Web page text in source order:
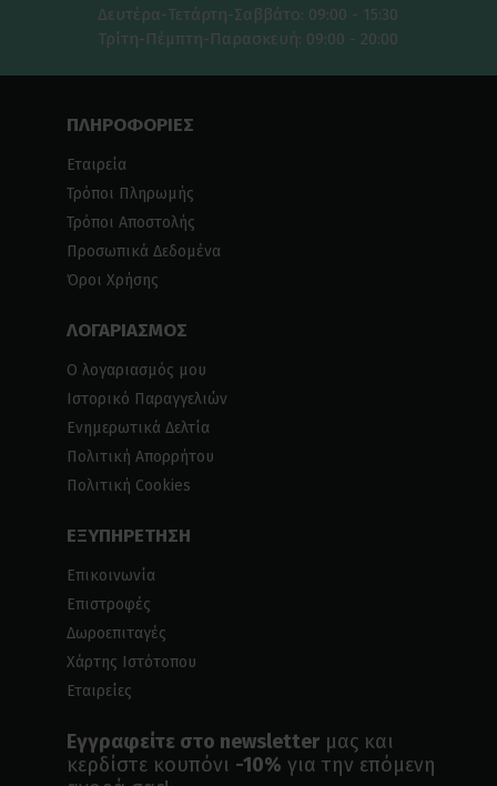
Δευτέρα-Τετάρτη-Σαββάτο: 09:00 - 15:30
Τρίτη-Πέμπτη-Παρασκευή: 09:00 - 20:00
ΠΛΗΡΟΦΟΡΙΕΣ
Εταιρεία
Τρόποι Πληρωμής
Τρόποι Αποστολής
Προσωπικά Δεδομένα
Όροι Χρήσης
ΛΟΓΑΡΙΑΣΜΟΣ
Ο λογαριασμός μου
Ιστορικό Παραγγελιών
Ενημερωτικά Δελτία
Πολιτική Απορρήτου
Πολιτική Cookies
ΕΞΥΠΗΡΕΤΗΣΗ
Επικοινωνία
Επιστροφές
Δωροεπιταγές
Χάρτης Ιστότοπου
Εταιρείες
Εγγραφείτε στο newsletter μας και
κερδίστε κουπόνι -10% για την επόμενη